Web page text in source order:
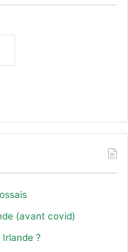
(avant covid)
?